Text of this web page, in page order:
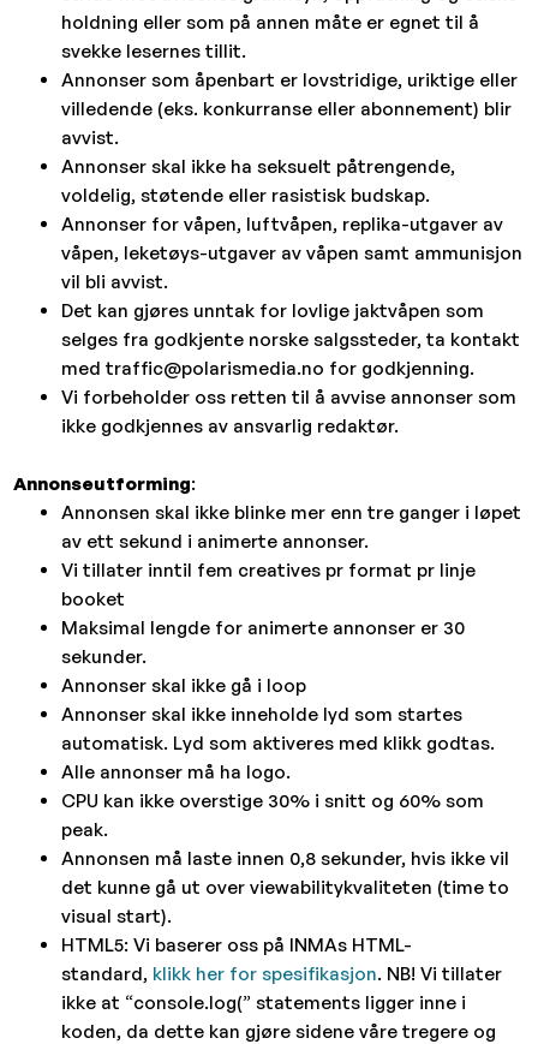
holdning eller som på annen måte er egnet til å
svekke lesernes tillit.
Annonser som åpenbart er lovstridige, uriktige eller
villedende (eks. konkurranse eller abonnement) blir
avvist.
Annonser skal ikke ha seksuelt påtrengende,
voldelig, støtende eller rasistisk budskap.
Annonser for våpen, luftvåpen, replika-utgaver av
våpen, leketøys-utgaver av våpen samt ammunisjon
vil bli avvist.
Det kan gjøres unntak for lovlige jaktvåpen som
selges fra godkjente norske salgssteder, ta kontakt
med traffic@polarismedia.no for godkjenning.
Vi forbeholder oss retten til å avvise annonser som
ikke godkjennes av ansvarlig redaktør.
Annonseutforming:
Annonsen skal ikke blinke mer enn tre ganger i løpet
av ett sekund i animerte annonser.
Vi tillater inntil fem creatives pr format pr linje
booket
Maksimal lengde for animerte annonser er 30
sekunder.
Annonser skal ikke gå i loop
Annonser skal ikke inneholde lyd som startes
automatisk. Lyd som aktiveres med klikk godtas.
Alle annonser må ha logo.
CPU kan ikke overstige 30% i snitt og 60% som
peak.
Annonsen må laste innen 0,8 sekunder, hvis ikke vil
det kunne gå ut over viewabilitykvaliteten (time to
visual start).
HTML5: Vi baserer oss på INMAs HTML-
standard, klikk her for spesifikasjon. NB! Vi tillater
ikke at “console.log(” statements ligger inne i
koden, da dette kan gjøre sidene våre tregere og